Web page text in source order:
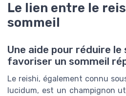
Le lien entre le
sommeil
Une aide pour réduire
favoriser un sommeil
Le reishi, également connu
lucidum, est un champignon